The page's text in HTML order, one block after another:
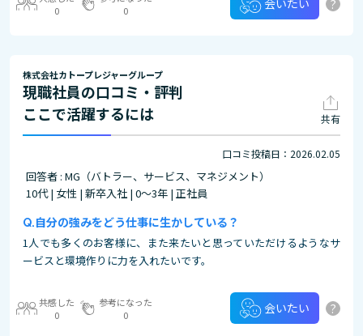
0
0
会いたい
株式会社カトープレジャーグループ
現職社員の口コミ・評判
ここで活躍するには
共有
口コミ投稿日：2026.02.05
回答者 : MG（バトラー、サービス、マネジメント）
10代 | 女性 | 新卒入社 | 0～3年 | 正社員
自分の強みをどう仕事に生かしている？
1人でも多くのお客様に、また来たいと思っていただけるようなサ
ービスと環境作りに力を入れたいです。
共感した
0
参考になった
0
会いたい ?